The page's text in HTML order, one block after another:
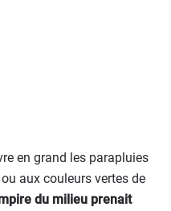
en grand les parapluies
aux couleurs vertes de
du milieu prenait